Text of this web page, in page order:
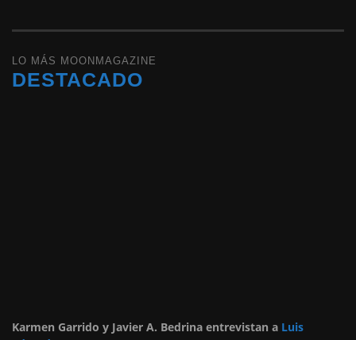
LO MÁS MOONMAGAZINE
DESTACADO
Karmen Garrido y Javier A. Bedrina entrevistan a Luis